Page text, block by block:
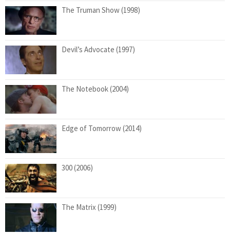
The Truman Show (1998)
Devil’s Advocate (1997)
The Notebook (2004)
Edge of Tomorrow (2014)
300 (2006)
The Matrix (1999)